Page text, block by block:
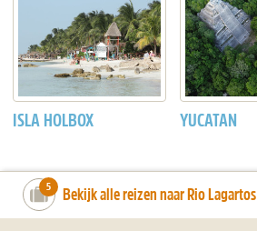
ISLA HOLBOX YUCATAN
number_of_trips:
5 Bekijk alle reizen naar Rio Lagartos